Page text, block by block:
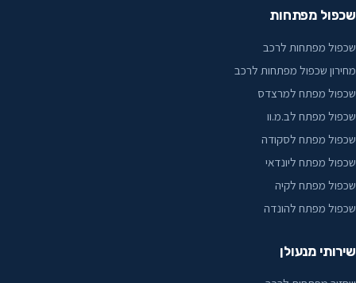
פתח תקווה
קדימה
קריות
קריית אונו
קריית ביאליק
קריית חיים
קרית אתא
שברולט
שכפול מפתחות
שכפול מפתחות לרכב
מחירון שכפול מפתחות לרכב
שכפול מפתח למרצדס
שכפול מפתח לב.מ.וו
שכפול מפתח לסקודה
שכפול מפתח ליונדאי
שכפול מפתח לקיה
שכפול מפתח להונדה
שירותי מנעולן